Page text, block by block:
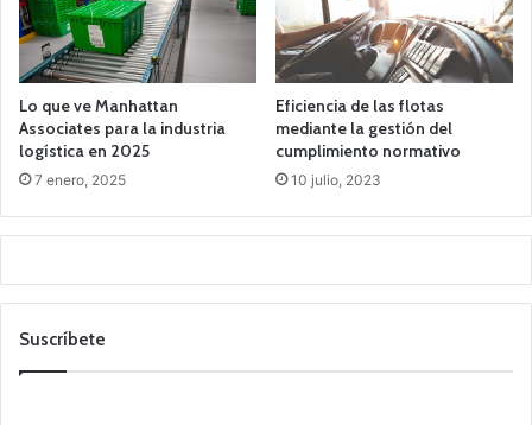
Lo que ve Manhattan
Associates para la industria
logística en 2025
7 enero, 2025
Eficiencia de las flotas
mediante la gestión del
cumplimiento normativo
10 julio, 2023
Suscríbete